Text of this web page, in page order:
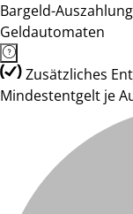
Bargeld-
Geldautomaten
Zusätzliches
Mindestentgelt je